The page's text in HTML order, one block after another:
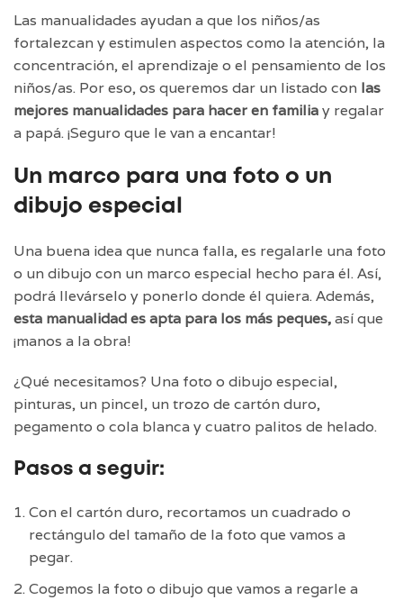
Las manualidades ayudan a que los niños/as
fortalezcan y estimulen aspectos como la atención, la
concentración, el aprendizaje o el pensamiento de los
niños/as. Por eso, os queremos dar un listado con las
mejores manualidades para hacer en familiay regalar
a papá. ¡Seguro que le van a encantar!
Un marco para una foto o un
dibujo especial
Una buena idea que nunca falla, es regalarle una foto
o un dibujo con un marco especial hecho para él. Así,
podrá llevárselo y ponerlo donde él quiera. Además,
esta manualidad es apta para los más peques,así que
¡manos a la obra!
¿Qué necesitamos? Una foto o dibujo especial,
pinturas, un pincel, un trozo de cartón duro,
pegamento o cola blanca y cuatro palitos de helado.
Pasos a seguir:
Con el cartón duro, recortamos un cuadrado o
rectángulo del tamaño de la foto que vamos a
pegar.
Cogemos la foto o dibujo que vamos a regarle a